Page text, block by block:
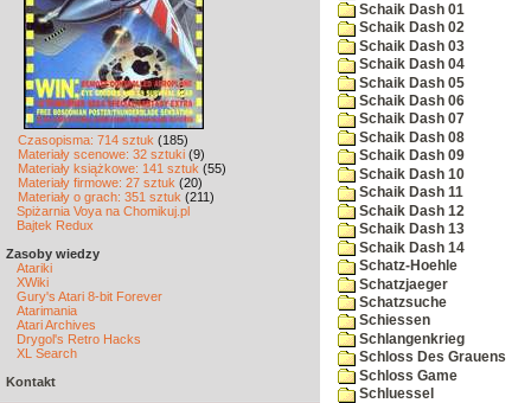
Czasopisma: 714 sztuk (185)
Materiały scenowe: 32 sztuki (9)
Materiały książkowe: 141 sztuk (55)
Materiały firmowe: 27 sztuk (20)
Materiały o grach: 351 sztuk (211)
Spiżarnia Voya na Chomikuj.pl
Bajtek Redux
Zasoby wiedzy
Atariki
XWiki
Gury's Atari 8-bit Forever
Atarimania
Atari Archives
Drygol's Retro Hacks
XL Search
Kontakt
Schaik Dash 01
Schaik Dash 02
Schaik Dash 03
Schaik Dash 04
Schaik Dash 05
Schaik Dash 06
Schaik Dash 07
Schaik Dash 08
Schaik Dash 09
Schaik Dash 10
Schaik Dash 11
Schaik Dash 12
Schaik Dash 13
Schaik Dash 14
Schatz-Hoehle
Schatzjaeger
Schatzsuche
Schiessen
Schlangenkrieg
Schloss Des Grauens
Schloss Game
Schluessel